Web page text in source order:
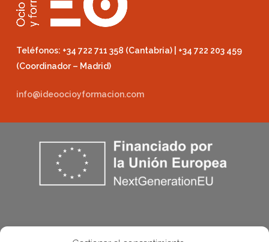
Teléfonos: +34 722 711 358 (Cantabria) | +34 722 203 459
(Coordinador – Madrid)
info@ideoocioyformacion.com